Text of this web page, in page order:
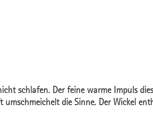
schlafen. Der feine warme Impuls
die Sinne. Der Wickel